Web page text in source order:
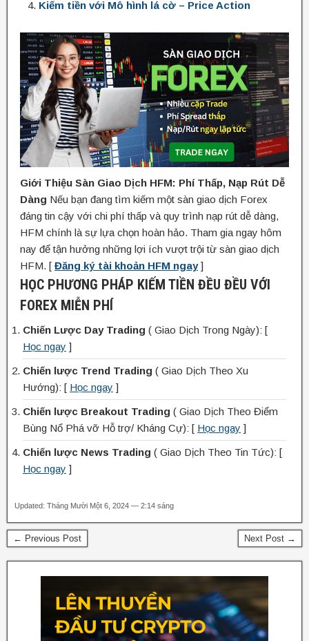
Kiếm tiền với Mô hình lá cờ – Price Action
Giới Thiệu Sàn Giao Dịch HFM: Phí Thấp, Nạp Rút Dễ
Dàng Nếu bạn đang tìm kiếm một sàn giao dịch Forex
đáng tin cậy với chi phí thấp và quy trình nạp rút dễ dàng,
HFM chính là sự lựa chọn hoàn hảo. Tham gia ngay hôm
nay để tận hưởng những lợi ích vượt trội từ sàn giao dịch
HFM. [ Đăng ký tài khoản HFM ngay]
HỌC PHƯƠNG PHÁP KIẾM TIỀN ĐỀU ĐỀU VỚI
FOREX MIỄN PHÍ
Chiến Lược Day Trading ( Giao Dịch Trong Ngày): [
Học ngay ]
Chiến lược Trend Trading ( Giao Dịch Theo Xu
Hướng): [ Học ngay ]
Chiến lược Breakout Trading ( Giao Dịch Theo Điểm
Bùng Nổ Phá vỡ Hỗ trợ/ Kháng Cự): [ Học ngay ]
Chiến lược News Trading ( Giao Dịch Theo Tin Tức): [
Học ngay ]
Updated: Tháng Mười Một 6, 2024 — 2:14 sáng
← Previous Post Next Post →